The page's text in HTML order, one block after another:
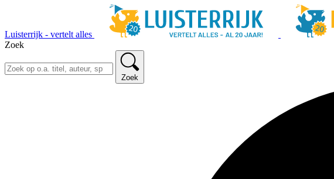
Luisterrijk - vertelt alles
Zoek
Zoek